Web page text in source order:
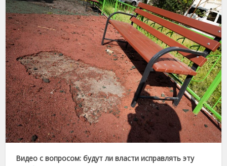
Видео с вопросом: будут ли власти исправлять эту